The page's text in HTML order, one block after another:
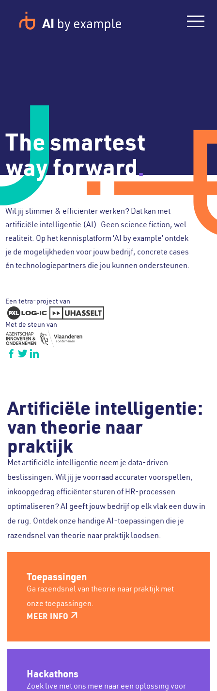
The smartest
way forward.
Wil jij slimmer & efficiënter werken? Dat kan met
artificiële intelligentie (AI). Geen science fiction, wel
realiteit. Op het kennisplatform ‘AI by example’ ontdek
je de mogelijkheden voor jouw bedrijf, concrete cases
én technologiepartners die jou kunnen ondersteunen.
Een tetra-project van
Met de steun van
Artificiële intelligentie:
van theorie naar
praktijk
Met artificiële intelligentie neem je data-driven
beslissingen. Wil jij je voorraad accurater voorspellen,
inkoopgedrag efficiënter sturen of HR-processen
optimaliseren? AI geeft jouw bedrijf op elk vlak een duw in
de rug. Ontdek onze handige AI-toepassingen die je
razendsnel van theorie naar praktijk loodsen.
Toepassingen
Ga razendsnel van theorie naar praktijk met
onze toepassingen.
MEER INFO
Hackathons
Zoek live met ons mee naar een oplossing voor